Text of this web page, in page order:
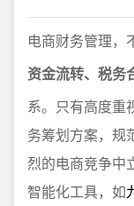
电商财务管理，
资金流转、税务
系。只有高度重
务筹划方案，规
烈的电商竞争中
智能化工具，如